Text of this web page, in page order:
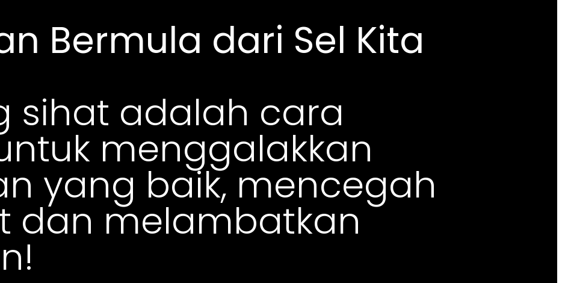
Bermula dari Sel Kita
sihat adalah cara
menggalakkan
yang baik, mencegah
dan melambatkan